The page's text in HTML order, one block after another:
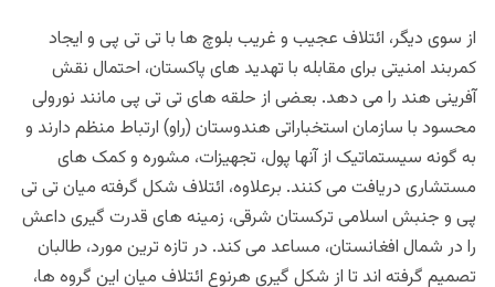
از سوی دیگر، ائتلاف عجیب و غریب بلوچ ها با تی تی پی و ایجاد
کمربند امنیتی برای مقابله با تهدید های پاکستان، احتمال نقش
آفرینی هند را می دهد. بعضی از حلقه های تی تی پی مانند نورولی
محسود با سازمان استخباراتی هندوستان (راو) ارتباط منظم دارند و
به گونه سیستماتیک از آنها پول، تجهیزات، مشوره و کمک های
مستشاری دریافت می کنند. برعلاوه، ائتلاف شکل گرفته میان تی تی
پی و جنبش اسلامی ترکستان شرقی، زمینه های قدرت گیری داعش
را در شمال افغانستان، مساعد می کند. در تازه ترین مورد، طالبان
تصمیم گرفته اند تا از شکل گیری هرنوع ائتلاف میان این گروه ها،